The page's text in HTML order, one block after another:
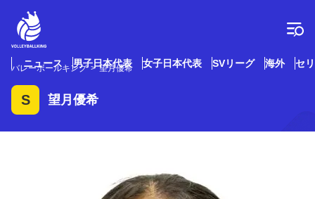
プ
ニュース 男子日本代表 女子日本代表 SVリーグ 海外 セ
バレーボールキング 望月優希
S 望月優希